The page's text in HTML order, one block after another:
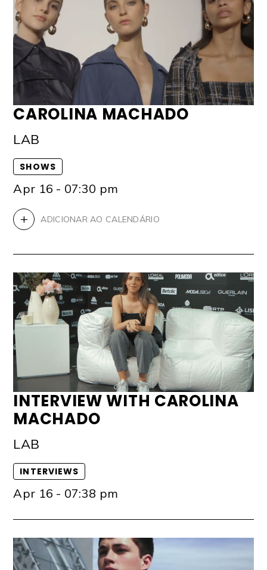
CAROLINA MACHADO
LAB
SHOWS
Apr 16 - 07:30 pm
+ ADICIONAR AO CALENDÁRIO
INTERVIEW WITH CAROLINA
MACHADO
LAB
INTERVIEWS
Apr 16 - 07:38 pm